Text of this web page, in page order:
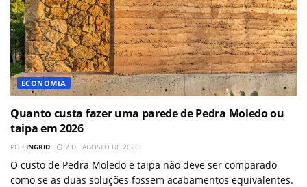
ECONOMIA
Quanto custa fazer uma parede de Pedra Moledo ou
taipa em 2026
POR INGRID 7 DE AGOSTO DE 2026
O custo de Pedra Moledo e taipa não deve ser comparado
como se as duas soluções fossem acabamentos equivalentes.